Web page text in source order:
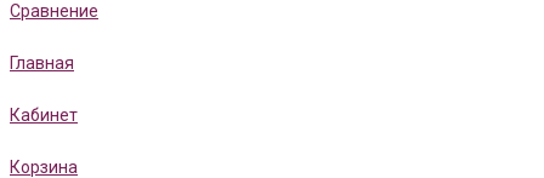
Сравнение
Главная
Кабинет
Корзина